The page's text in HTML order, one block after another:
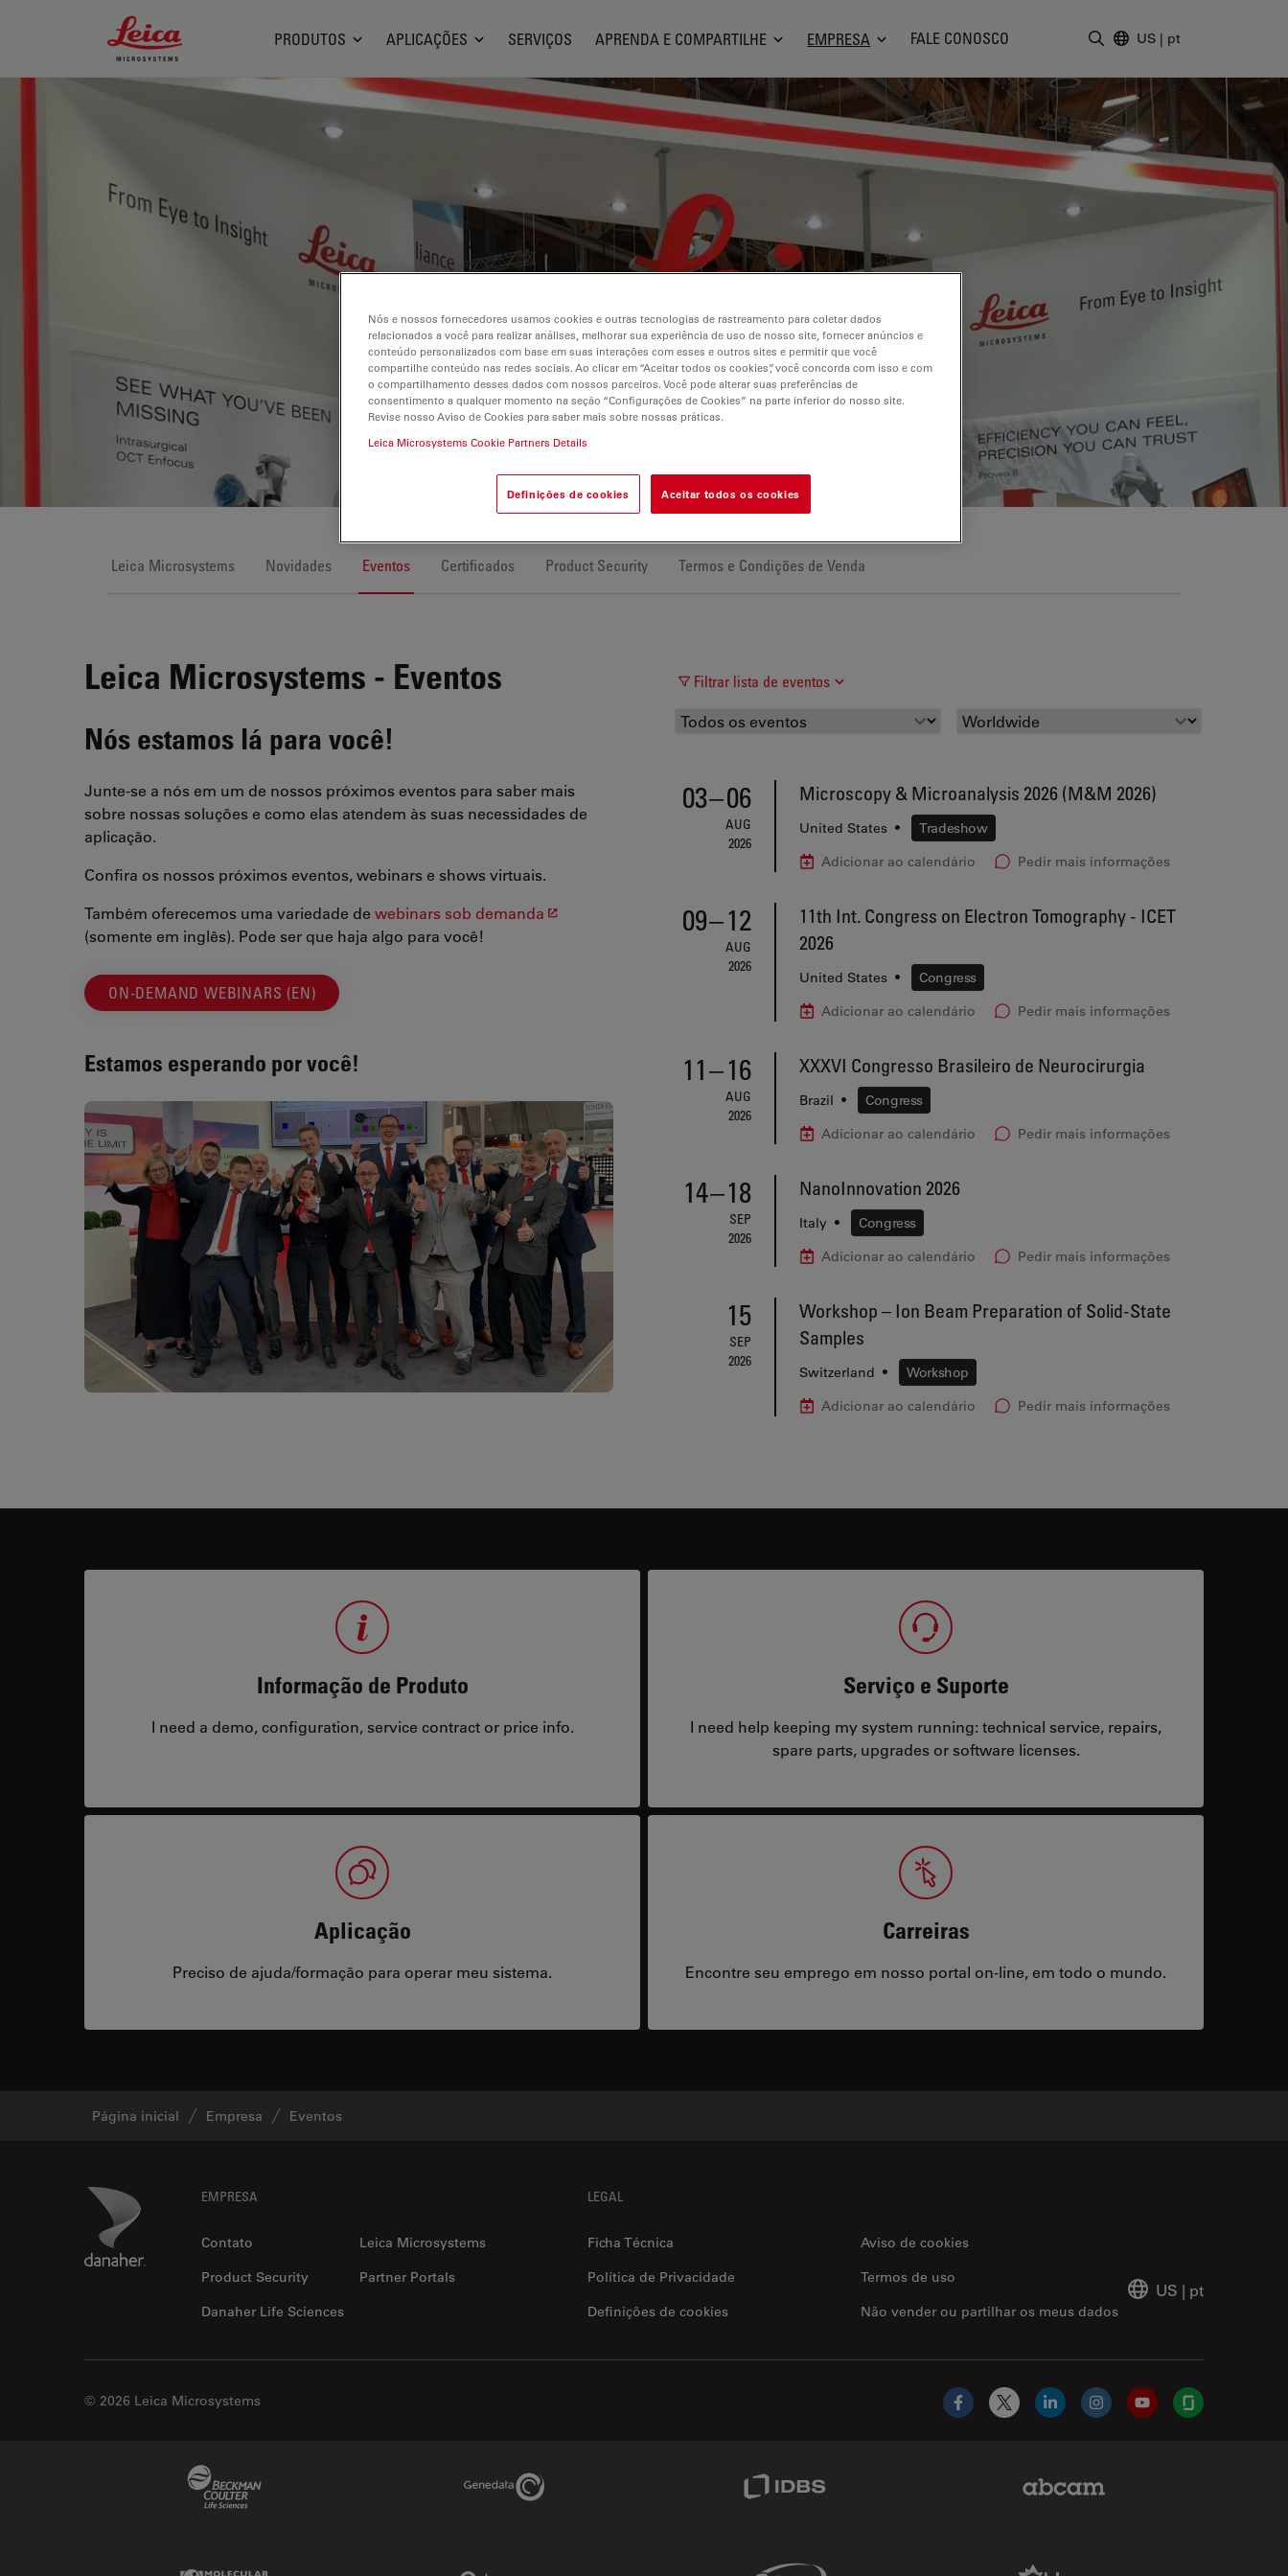
Leica Microsystems Logo
PRODUTOS APLICAÇÕES SERVIÇOS APRENDA E COMPARTILHE EMPRESA FALE CONOSCO US | pt
Leica Microsystems Novidades Eventos Certificados Product Security Termos e Condições de Venda
Leica Microsystems - Eventos
Nós estamos lá para você!
Junte-se a nós em um de nossos próximos eventos para saber mais
sobre nossas soluções e como elas atendem às suas necessidades de
aplicação.
Confira os nossos próximos eventos, webinars e shows virtuais.
Também oferecemos uma variedade de webinars sob demanda
(somente em inglês). Pode ser que haja algo para você!
ON-DEMAND WEBINARS (EN)
Estamos esperando por você!
Filtrar lista de eventos
03–06
AUG
2026
Microscopy & Microanalysis 2026 (M&M 2026)
United States •
Tradeshow
Adicionar ao calendário
Pedir mais informações
09–12
AUG
2026
11th Int. Congress on Electron Tomography - ICET
2026
United States •
Congress
Adicionar ao calendário
Pedir mais informações
11–16
AUG
2026
XXXVI Congresso Brasileiro de Neurocirurgia
Brazil •
Congress
Adicionar ao calendário
Pedir mais informações
14–18
SEP
2026
NanoInnovation 2026
Italy •
Congress
Adicionar ao calendário
Pedir mais informações
15
SEP
2026
Workshop – Ion Beam Preparation of Solid-State
Samples
Switzerland •
Workshop
Adicionar ao calendário
Pedir mais informações
Informação de Produto
I need a demo, configuration, service contract or price info.
Serviço e Suporte
I need help keeping my system running: technical service, repairs,
spare parts, upgrades or software licenses.
Aplicação
Preciso de ajuda/formação para operar meu sistema.
Carreiras
Encontre seu emprego em nosso portal on-line, em todo o mundo.
Página inicial Empresa Eventos
Danaher Logo EMPRESA
Contato
Leica Microsystems
Product Security
Partner Portals
Danaher Life Sciences
LEGAL
Ficha Técnica
Aviso de cookies
Política de Privacidade
Não vender ou partilhar os meus dados
Termos de uso
Definições de cookies
US | pt
© 2026 Leica Microsystems
Facebook
X LinkedInInstagramYouTubeGlassdoor
Genedata Link
Molecular Devices Link Sciex Link
Nós e nossos fornecedores usamos cookies e outras tecnologias de rastreamento para coletar dados
relacionados a você para realizar análises, melhorar sua experiência de uso de nosso site, fornecer anúncios e
conteúdo personalizados com base em suas interações com esses e outros sites e permitir que você
compartilhe conteúdo nas redes sociais. Ao clicar em “Aceitar todos os cookies”, você concorda com isso e com
o compartilhamento desses dados com nossos parceiros. Você pode alterar suas preferências de
consentimento a qualquer momento na seção “Configurações de Cookies” na parte inferior do nosso site.
Revise nosso Aviso de Cookies para saber mais sobre nossas práticas.
Leica Microsystems Cookie Partners Details
Definições de cookies Aceitar todos os cookies